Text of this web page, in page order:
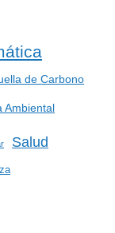
de Carbono
Ambiental
Salud